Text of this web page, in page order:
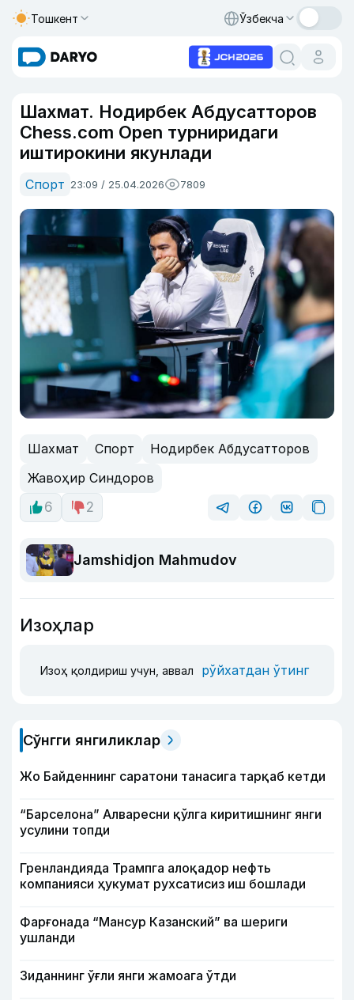
Тошкент Ўзбекча
Шахмат. Нодирбек Абдусатторов
Chess.com Open турниридаги
иштирокини якунлади
Спорт 23:09 / 25.04.2026 7809
Шахмат Спорт
Нодирбек Абдусатторов
Жавоҳир Синдоров
6
2
Jamshidjon Mahmudov
Изоҳлар
Изоҳ қолдириш учун, аввал рўйхатдан ўтинг
Сўнгги янгиликлар
Жо Байденнинг саратони танасига тарқаб кетди
“Барселона” Алваресни қўлга киритишнинг янги
усулини топди
Гренландияда Трампга алоқадор нефть
компанияси ҳукумат рухсатисиз иш бошлади
Фарғонада “Мансур Казанский” ва шериги
ушланди
Зиданнинг ўғли янги жамоага ўтди